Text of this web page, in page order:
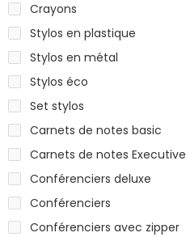
Crayons
Stylos en plastique
Stylos en métal
Stylos éco
Set stylos
Carnets de notes basic
Carnets de notes Executive
Conférenciers deluxe
Conférenciers
Conférenciers avec zipper